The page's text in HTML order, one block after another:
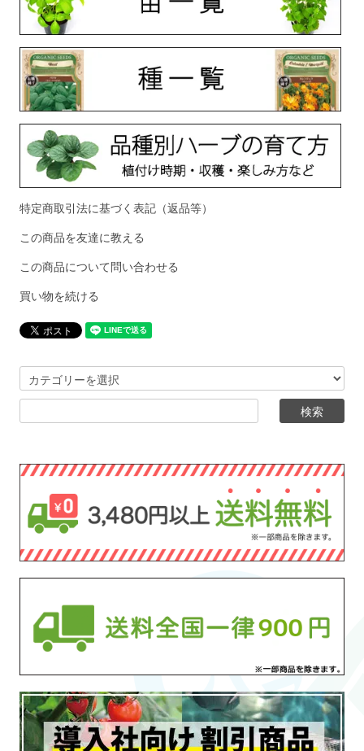
特定商取引法に基づく表記（返品等）
この商品を友達に教える
この商品について問い合わせる
買い物を続ける